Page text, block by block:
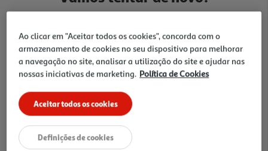
Ir para Homepage
Folhetos
Ao clicar em "Aceitar todos os cookies", concorda com o
armazenamento de cookies no seu dispositivo para melhorar
a navegação no site, analisar a utilização do site e ajudar nas
nossas iniciativas de marketing. Política de Cookies
Aceitar todos os cookies
Definições de cookies